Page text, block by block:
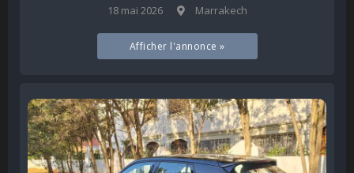
18 mai 2026 Marrakech
Afficher l'annonce »